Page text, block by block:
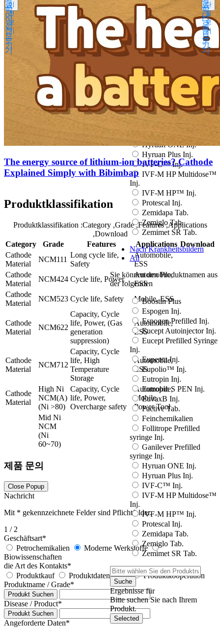
이
전
보
기
다
음
보
기
학
이
전
보
기
학
다
음
보
기
The energy source of lithium-ion batteries? Cathode
Explained Simply with Bibimbap
료
이
전
보
기
료
다
음
보
기
Produktklassifikation
Produktklassifikation :Category ,Grade ,Features ,Applications
,Download
Category
Grade Features Applications Download
Cathode
Material
NCM111
Long cycle life,
Safety
Automobile,
ESS
Cathode
Material
NCM424 Cycle life, Power
Automobile,
ESS
Cathode
Material
NCM523 Cycle life, Safety Mobile, ESS
Cathode
Material
NCM622
Capacity, Cycle
life, Power, (Gas
generation
suppression)
Automobile,
ESS
Cathode
Material
NCM712
Capacity, Cycle
life, High
Temperature
Storage
Automobile,
ESS
Cathode
Material
High Ni
NCM(A)
(Ni >80)
Capacity, Cycle
life, Power,
Overcharge safety
Automobile,
Mobile,
Power Tool
Mid Ni
NCM
(Ni
60~70)
제품 문의
Close Popup
Nachricht
Mit * gekennzeichnete Felder sind Pflichtfelder.
1 / 2
Geschäftsart*
Petrochemikalien
Moderne Werkstoffe
Biowissenschaften
die Art des Kontakts*
Produktkauf
Produktdatenblätter
Produktkooperation
Produktname / Grade*
Produkt Suchen
Disease / Product*
Produkt Suchen
Angeforderte Daten*
Eucept Autoinjector Inj.
Eucept Prefilled Syringe
Eupenta Inj.
Eupolio™ Inj.
Eutropin Inj.
Eutropin S PEN Inj.
EuvaxB Inj.
Factive Tab.
Feinchemikalien
Follitrope Prefilled
syringe Inj.
Ganilever Prefilled
syringe Inj.
Hyruan ONE Inj.
Hyruan Plus Inj.
IVF-C™ Inj.
IVF-M HP Multidose™
Inj.
IVF-M HP™ Inj.
Protescal Inj.
Zemidapa Tab.
Zemiglo Tab.
Zemimet SR Tab.
Nach Krankheitsbildern
All
Sie können den Produktnamen aus
der folgenden
Boostin Plus
Espogen Inj.
Espogen Prefilled Inj.
Eucept Autoinjector Inj.
Eucept Prefilled Syringe
Inj.
Eupenta Inj.
Eupolio™ Inj.
Eutropin Inj.
Eutropin S PEN Inj.
EuvaxB Inj.
Factive Tab.
Feinchemikalien
Follitrope Prefilled
syringe Inj.
Ganilever Prefilled
syringe Inj.
Hyruan ONE Inj.
Hyruan Plus Inj.
IVF-C™ Inj.
IVF-M HP Multidose™
Inj.
IVF-M HP™ Inj.
Protescal Inj.
Zemidapa Tab.
Zemiglo Tab.
Zemimet SR Tab.
Suche
Ergebnisse für
Bitte suchen Sie nach Ihrem
Produkt.
Selected